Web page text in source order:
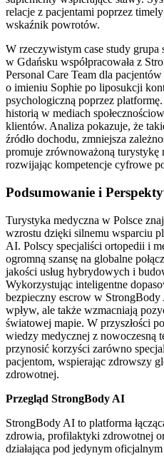
relacje z pacjentami poprzez
wskaźnik powrotów.
W rzeczywistym case study
w Gdańsku współpracowała z
Personal Care Team dla
o imieniu Sophie po liposukcji
psychologiczną poprzez
historią w mediach
klientów. Analiza pokazuje, że
źródło dochodu, zmniejsza
promuje zrównoważoną turystykę
rozwijając kompetencje cyfrowe
Podsumowanie i
Turystyka medyczna w Polsce
wzrostu dzięki silnemu wsparciu
AI. Polscy specjaliści ortopedii i
ogromną szansę na globalne
jakości usług hybrydowych i
Wykorzystując inteligentne
bezpieczny escrow w
wpływ, ale także wzmacniają
światowej mapie. W przyszłości
wiedzy medycznej z nowoczesną
przynosić korzyści zarówno
pacjentom, wspierając zdrowszy
zdrowotnej.
Przegląd StrongBody AI
StrongBody AI to platforma
zdrowia, profilaktyki zdrowotnej
działająca pod jedynym oficjalnym